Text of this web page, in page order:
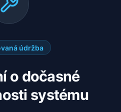
údržba
o dočasné
systému